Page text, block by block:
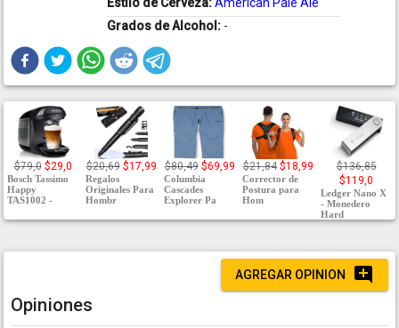
Estilo de Cerveza:American Pale Ale
Grados de Alcohol: -
$79,0 $29,0
Bosch Tassimo
Happy
TAS1002 -
$20,69 $17,99
Regalos
Originales Para
Hombr
$80,49 $69,99
Columbia
Cascades
Explorer Pa
$21,84 $18,99
Corrector de
Postura para
Hom
$136,85
$119,0
Ledger Nano X
- Monedero
Hard
AGREGAR OPINION
Opiniones